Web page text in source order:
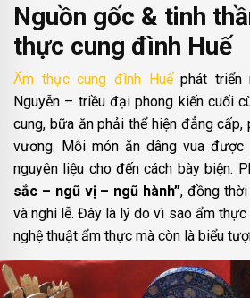
Nguồn gốc & tinh
thực cung đình Huế
Ẩm thực cung đình Huếphát triển
Nguyễn – triều đại phong kiến cuối
cung, bữa ăn phải thể hiện đẳng
vương. Mỗi món ăn dâng vua
nguyên liệu cho đến cách bày biện.
sắc – ngũ vị – ngũ hành”, đồng
và nghi lễ. Đây là lý do vì sao ẩm
nghệ thuật ẩm thực mà còn là biểu